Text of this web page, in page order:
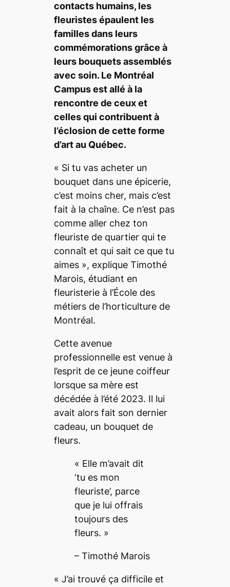
contacts humains, les
fleuristes épaulent les
familles dans leurs
commémorations grâce à
leurs bouquets assemblés
avec soin. Le Montréal
Campusest allé à la
rencontre de ceux et
celles qui contribuent à
l’éclosion de cette forme
d’art au Québec.
« Si tu vas acheter un
bouquet dans une épicerie,
c’est moins cher, mais c’est
fait à la chaîne. Ce n’est pas
comme aller chez ton
fleuriste de quartier qui te
connaît et qui sait ce que tu
aimes », explique Timothé
Marois, étudiant en
fleuristerie à l’École des
métiers de l’horticulture de
Montréal.
Cette avenue
professionnelle est venue à
l’esprit de ce jeune coiffeur
lorsque sa mère est
décédée à l’été 2023. Il lui
avait alors fait son dernier
cadeau, un bouquet de
fleurs.
« Elle m’avait dit
‘tu es mon
fleuriste’, parce
que je lui offrais
toujours des
fleurs. »
– Timothé Marois
« J’ai trouvé ça difficile et